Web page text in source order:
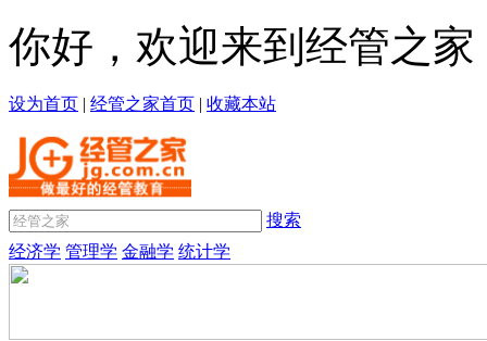
你好，欢迎来到经管之家
设为首页 | 经管之家首页 | 收藏本站
搜索
经济学 管理学 金融学 统计学